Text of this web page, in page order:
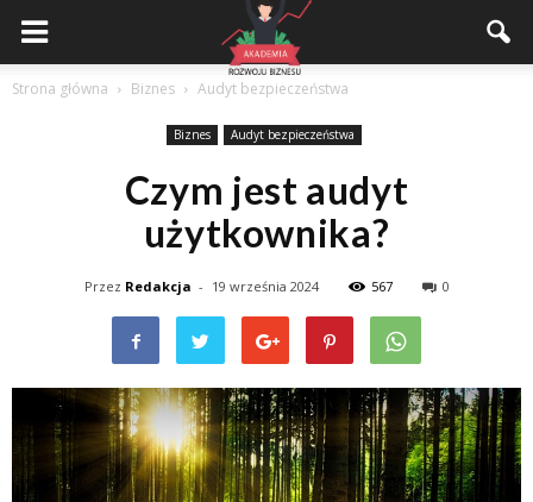
Akademiarozwojubiznesu.pl
Strona główna Biznes Audyt bezpieczeństwa
Biznes Audyt bezpieczeństwa
Czym jest audyt
użytkownika?
Przez Redakcja - 19 września 2024 567 0